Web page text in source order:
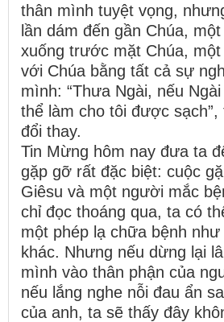
thân mình tuyệt vọng,
lần dám đến gần Chúa,
xuống trước mặt Chúa,
với Chúa bằng tất cả sự
mình: “Thưa Ngài, nếu
thể làm cho tôi được
đổi thay.
Tin Mừng hôm nay đưa ta
gặp gỡ rất đặc biệt: cuộc
Giêsu và một người mắc
chỉ đọc thoáng qua, ta có
một phép lạ chữa bệnh như
khác. Nhưng nếu dừng lại
mình vào thân phận của
nếu lắng nghe nỗi đau ẩn
của anh, ta sẽ thấy đây